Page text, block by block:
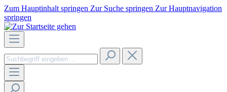
Zum Hauptinhalt springen Zur Suche springen Zur Hauptnavigation
springen